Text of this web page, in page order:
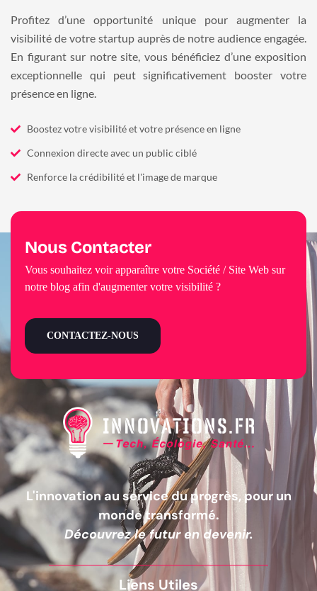
Profitez d’une opportunité unique pour augmenter la
visibilité de votre startup auprès de notre audience engagée.
En figurant sur notre site, vous bénéficiez d’une exposition
exceptionnelle qui peut significativement booster votre
présence en ligne.
Boostez votre visibilité et votre présence en ligne
Connexion directe avec un public ciblé
Renforce la crédibilité et l'image de marque
L'innovation au service du progrès, pour un
monde transformé.
Découvrez le futur en devenir.
Liens Utiles
Nous Contacter
Vous souhaitez voir apparaître votre Société / Site Web sur
notre blog afin d'augmenter votre visibilité ?
CONTACTEZ-NOUS